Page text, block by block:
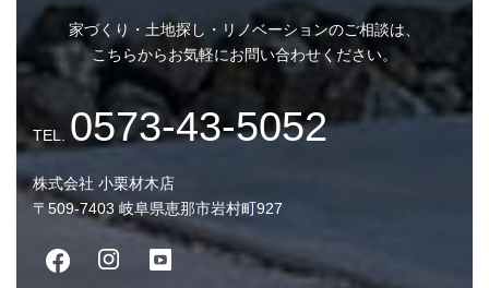
第７条（個人情報の利用停止等）
家づくり・土地探し・リノベーションのご相談は、
こちらからお気軽にお問い合わせください。
株式会社 小栗材木店
〒509-7403 岐阜県恵那市岩村町927